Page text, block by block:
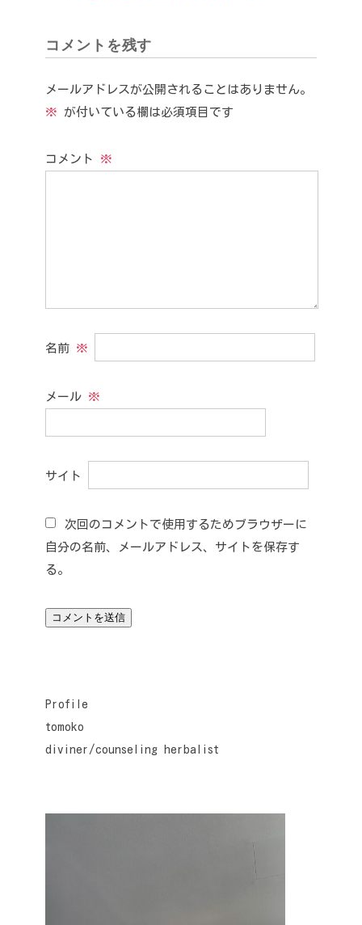
コメントを残す
メールアドレスが公開されることはありません。
※ が付いている欄は必須項目です
コメント ※
名前 ※
メール ※
サイト
次回のコメントで使用するためブラウザーに
自分の名前、メールアドレス、サイトを保存す
る。
Profile
tomoko
diviner/counseling herbalist